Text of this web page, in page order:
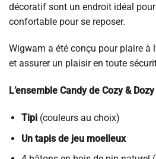
décoratif sont un endroit idéal
confortable pour se reposer.
Wigwam a été conçu pour plaire
et assurer un plaisir en toute
L’ensemble Candy de Cozy &
Tipi(couleurs au choix)
Un tapis de jeu moelleux